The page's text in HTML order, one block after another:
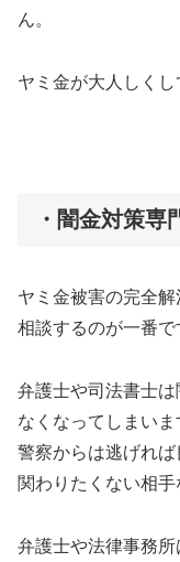
ん。
ヤミ金が大人しくし
・闇金対策専
ヤミ金被害の完全
相談するのが一番で
弁護士や司法書士
なくなってしまいま
警察からは逃げれ
関わりたくない相手
弁護士や法律事務所